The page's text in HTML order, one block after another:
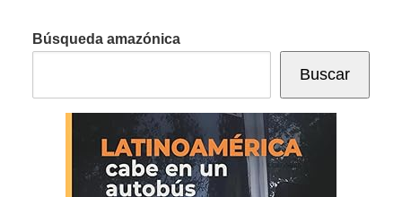
Búsqueda amazónica
Buscar